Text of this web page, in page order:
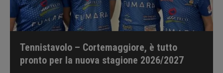
Tennistavolo – Cortemaggiore, è tutto
pronto per la nuova stagione 2026/2027